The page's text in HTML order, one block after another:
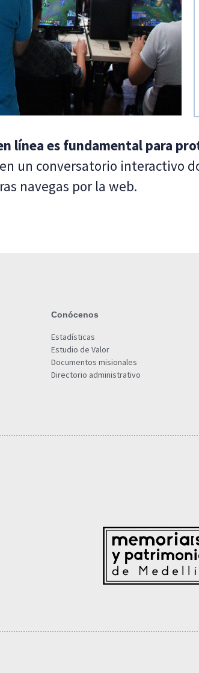
línea es fundamental para
un conversatorio interactivo
navegas por la web.
Conócenos
Estadísticas
Estudio de Valor
Documentos misionales
Directorio administrativo